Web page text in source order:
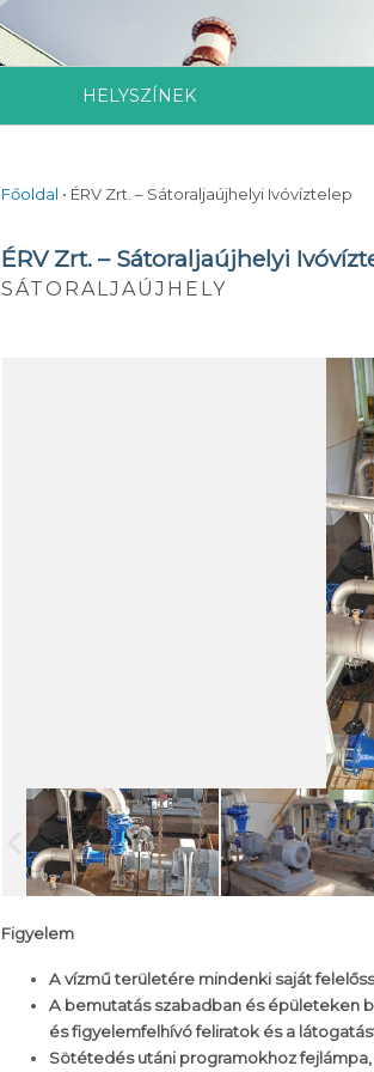
HELYSZÍNEK
Főoldal • ÉRV Zrt. – Sátoraljaújhelyi Ivóvíztelep
ÉRV Zrt. – Sátoraljaújhelyi
SÁTORALJAÚJHELY
Figyelem
A vízmű területére mindenki saját
A bemutatás szabadban és épületeken
és figyelemfelhívó feliratok és a
Sötétedés utáni programokhoz